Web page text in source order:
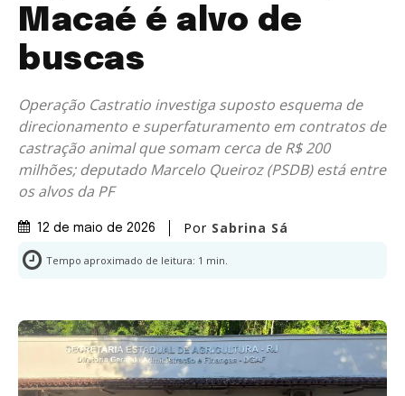
Macaé é alvo de
buscas
Operação Castratio investiga suposto esquema de
direcionamento e superfaturamento em contratos de
castração animal que somam cerca de R$ 200
milhões; deputado Marcelo Queiroz (PSDB) está entre
os alvos da PF
12 de maio de 2026 Por Sabrina Sá
Tempo aproximado de leitura: 1 min.